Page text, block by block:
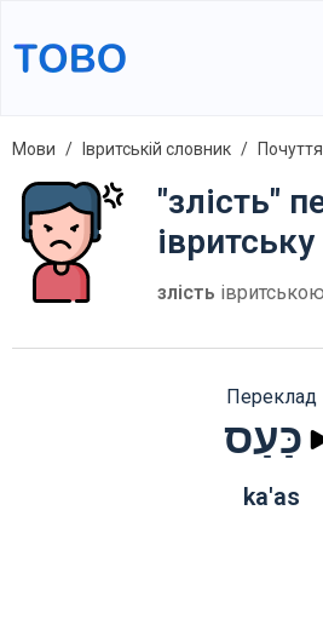
Мови Івритській словник
"злість"
злість
Переклад
כַּעַס
ka'as